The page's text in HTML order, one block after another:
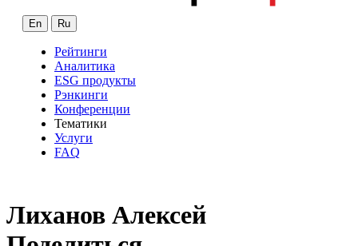
En Ru
Рейтинги
Аналитика
ESG продукты
Рэнкинги
Конференции
Тематики
Услуги
FAQ
Лиханов Алексей